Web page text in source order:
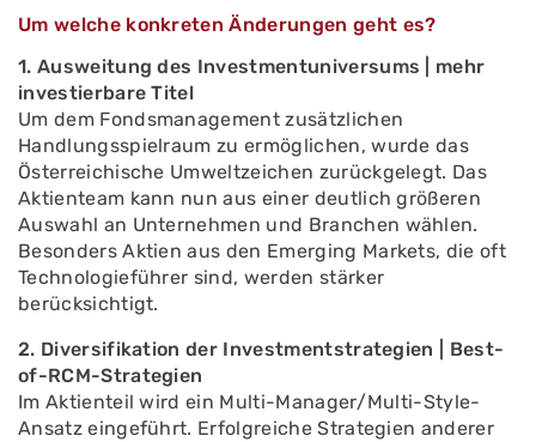
Um welche konkreten Änderungen geht es?
1. Ausweitung des Investmentuniversums | mehr
investierbare Titel
Um dem Fondsmanagement zusätzlichen
Handlungsspielraum zu ermöglichen, wurde das
Österreichische Umweltzeichen zurückgelegt. Das
Aktienteam kann nun aus einer deutlich größeren
Auswahl an Unternehmen und Branchen wählen.
Besonders Aktien aus den Emerging Markets, die oft
Technologieführer sind, werden stärker
berücksichtigt.
2. Diversifikation der Investmentstrategien | Best-
of-RCM-Strategien
Im Aktienteil wird ein Multi-Manager/Multi-Style-
Ansatz eingeführt. Erfolgreiche Strategien anderer